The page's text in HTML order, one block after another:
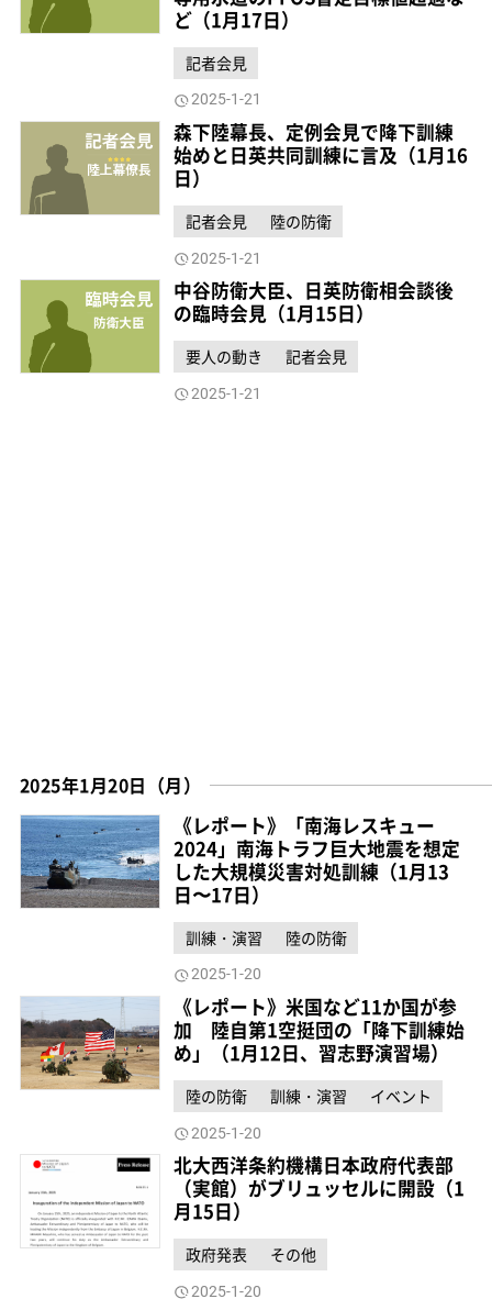
ど（1月17日）
記者会見
2025-1-21
森下陸幕長、定例会見で降下訓練
始めと日英共同訓練に言及（1月16
日）
記者会見 陸の防衛
2025-1-21
中谷防衛大臣、日英防衛相会談後
の臨時会見（1月15日）
要人の動き 記者会見
2025-1-21
2025年1月20日（月）
《レポート》「南海レスキュー
2024」南海トラフ巨大地震を想定
した大規模災害対処訓練（1月13
日〜17日）
訓練・演習 陸の防衛
2025-1-20
《レポート》米国など11か国が参
加 陸自第1空挺団の「降下訓練始
め」（1月12日、習志野演習場）
陸の防衛 訓練・演習 イベント
2025-1-20
北大西洋条約機構日本政府代表部
（実館）がブリュッセルに開設（1
月15日）
政府発表 その他
2025-1-20